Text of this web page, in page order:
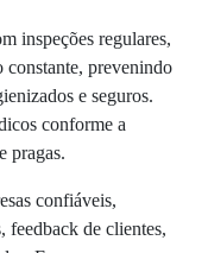
inspeções regulares,
constante, prevenindo
e seguros.
conforme a
pragas.
confiáveis,
feedback de clientes,